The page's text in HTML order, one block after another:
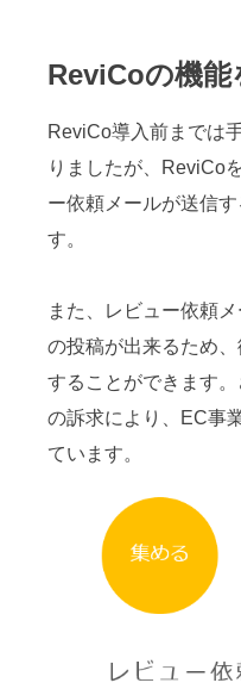
ReviCoの機能
ReviCo導入前までは
りましたが、ReviCo
ー依頼メールが送信
す。
また、レビュー依頼
の投稿が出来るため
することができます
の訴求により、EC事
ています。